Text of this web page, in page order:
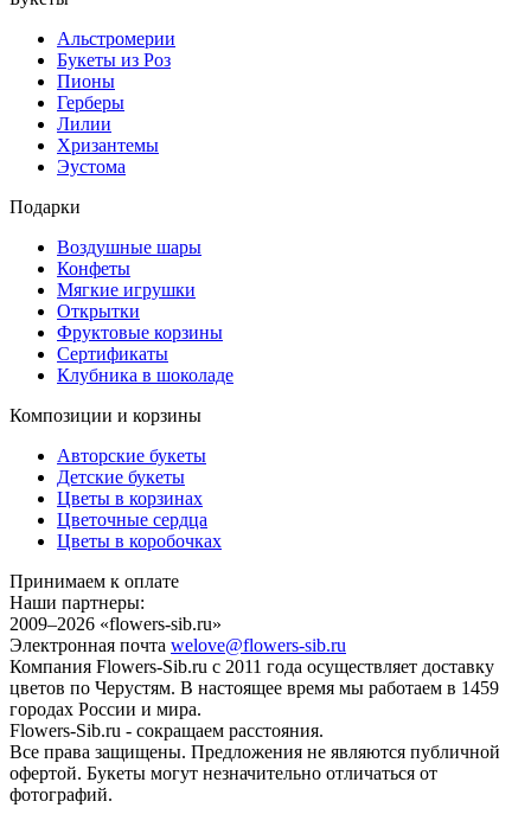
Альстромерии
Букеты из Роз
Пионы
Герберы
Лилии
Хризантемы
Эустома
Подарки
Воздушные шары
Конфеты
Мягкие игрушки
Открытки
Фруктовые корзины
Сертификаты
Клубника в шоколаде
Композиции и корзины
Авторские букеты
Детские букеты
Цветы в корзинах
Цветочные сердца
Цветы в коробочках
Принимаем к оплате
Наши партнеры:
2009–2026 «flowers-sib.ru»
Электронная почта welove@flowers-sib.ru
Компания Flowers-Sib.ru с 2011 года осуществляет доставку
цветов по Черустям. В настоящее время мы работаем в 1459
городах России и мира.
Flowers-Sib.ru - сокращаем расстояния.
Все права защищены. Предложения не являются публичной
офертой. Букеты могут незначительно отличаться от
фотографий.